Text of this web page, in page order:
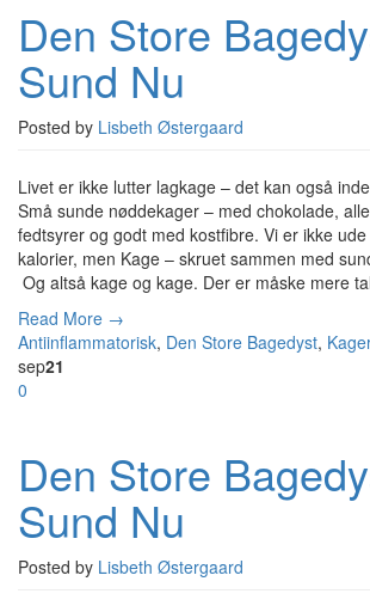
Den Store
Sund Nu
Posted by Lisbeth Østergaard
Livet er ikke lutter lagkage – det kan også
Små sunde nøddekager – med chokolade,
fedtsyrer og godt med kostfibre. Vi er ikke
kalorier, men Kage – skruet sammen med
Og altså kage og kage. Der er måske mere
Read More →
Antiinflammatorisk, Den Store Bagedyst,
sep21
0
Den Store
Sund Nu
Posted by Lisbeth Østergaard